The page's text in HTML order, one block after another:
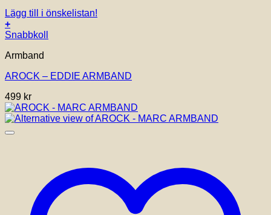
Lägg till i önskelistan!
+
Snabbkoll
Armband
AROCK – EDDIE ARMBAND
499 kr